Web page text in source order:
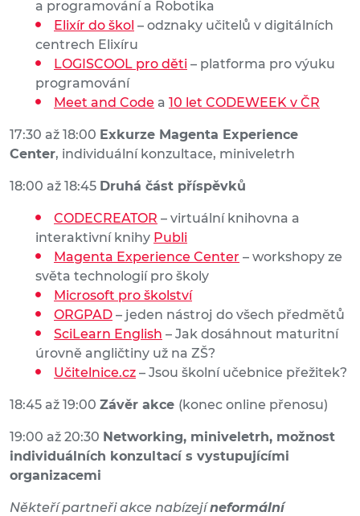
a programování a Robotika
Elixír do škol – odznaky učitelů v digitálních
centrech Elixíru
LOGISCOOL pro děti – platforma pro výuku
programování
Meet and Code a 10 let CODEWEEK v ČR
17:30 až 18:00 Exkurze Magenta Experience
Center, individuální konzultace, miniveletrh
18:00 až 18:45 Druhá část příspěvků
CODECREATOR – virtuální knihovna a
interaktivní knihy Publi
Magenta Experience Center – workshopy ze
světa technologií pro školy
Microsoft pro školství
ORGPAD – jeden nástroj do všech předmětů
SciLearn English – Jak dosáhnout maturitní
úrovně angličtiny už na ZŠ?
Učitelnice.cz – Jsou školní učebnice přežitek?
18:45 až 19:00 Závěr akce (konec online přenosu)
19:00 až 20:30 Networking, miniveletrh, možnost
individuálních konzultací s vystupujícími
organizacemi
Někteří partneři akce nabízejíneformální